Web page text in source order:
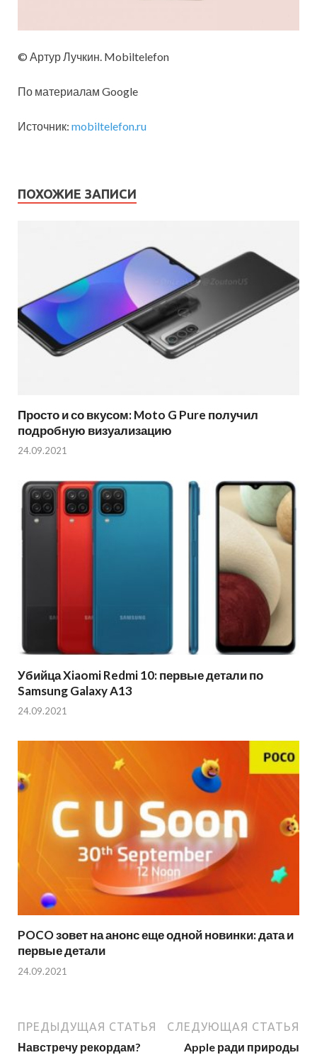
© Артур Лучкин. Mobiltelefon
По материалам Google
Источник: mobiltelefon.ru
ПОХОЖИЕ ЗАПИСИ
Просто и со вкусом: Moto G Pure получил
подробную визуализацию
24.09.2021
Убийца Xiaomi Redmi 10: первые детали по
Samsung Galaxy A13
24.09.2021
POCO зовет на анонс еще одной новинки: дата и
первые детали
24.09.2021
ПРЕДЫДУЩАЯ СТАТЬЯ
Навстречу рекордам?
СЛЕДУЮЩАЯ СТАТЬЯ
Apple ради природы